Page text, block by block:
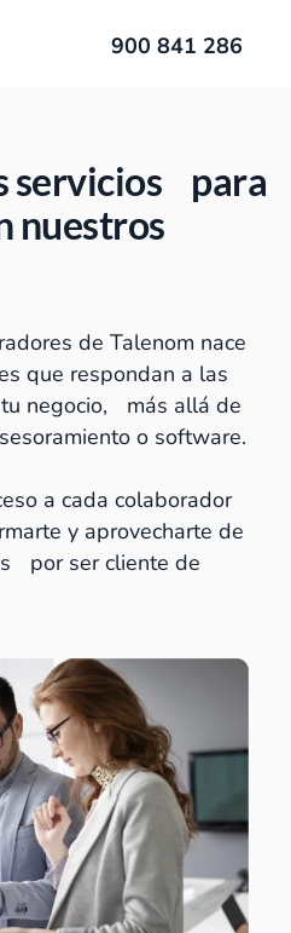
900 841 286
servicios para
nuestros
de Talenom nace
que respondan a las
negocio, más allá de
o software.
a cada colaborador
y aprovecharte de
por ser cliente de